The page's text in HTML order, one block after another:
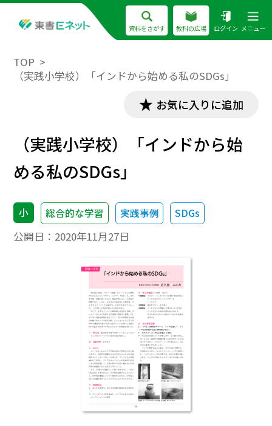
資料をさがす 教科の広場 ログイン メニュー
TOP
（実践小学校）「インドから始める私のSDGs」
お気に入りに追加
（実践小学校）「インドから始
める私のSDGs」
小 総合的な学習 実践事例 SDGs
公開日： 2020年11月27日